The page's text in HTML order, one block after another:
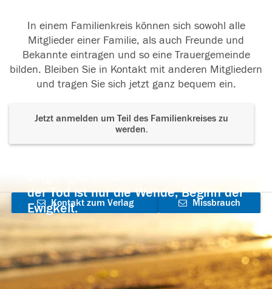
In einem Familienkreis können sich sowohl alle
Mitglieder einer Familie, als auch Freunde und
Bekannte eintragen und so eine Trauergemeinde
bilden. Bleiben Sie in Kontakt mit anderen Mitgliedern
und tragen Sie sich jetzt ganz bequem ein.
Jetzt anmelden um Teil des Familienkreises zu
werden.
der Tod ist nur die Wende, Beginn der
Ewigkeit.
Kontakt zum Verlag
aufnehmen
Missbrauch